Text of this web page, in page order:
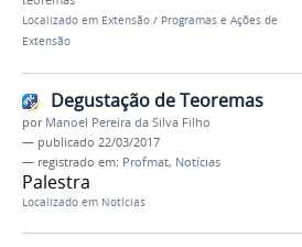
Localizado em Extensão / Programas e Ações de
Extensão
Degustação de Teoremas
por Manoel Pereira da Silva Filho
— publicado 22/03/2017
— registrado em: Profmat, Notícias
Palestra
Localizado em Notícias